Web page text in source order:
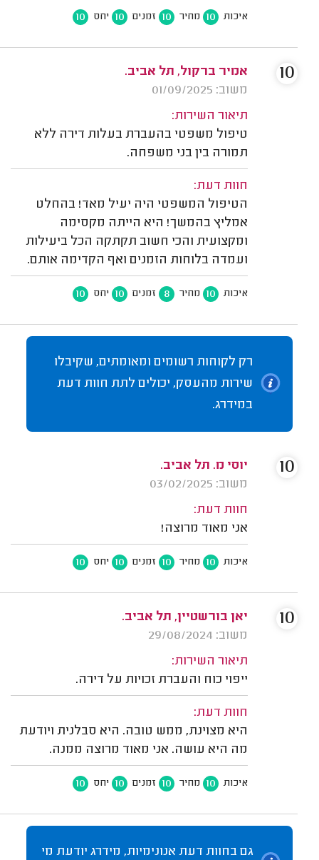
איכות 10 מחיר 10 זמנים 10 יחס 10
אמיר ברקול, תל אביב.
משוב: 01/09/2025
תיאור השירות:
טיפול משפטי בהעברת בעלות דירה ללא
תמורה בין בני משפחה.
חוות דעת:
הטיפול המשפטי היה יעיל מאד! בהחלט
אמליץ בהמשך! היא הייתה מקסימה
ומקצועית והכי חשוב תקתקה הכל ביעילות
ועמדה בלוחות הזמנים ואף הקדימה אותם.
איכות 10 מחיר 8 זמנים 10 יחס 10
10
רק לקוחות רשומים ומאומתים, שקיבלו
שירות מהעסק, יכולים לתת חוות דעת
במידרג.
יוסי מ. תל אביב.
משוב: 03/02/2025
חוות דעת:
אני מאוד מרוצה!
איכות 10 מחיר 10 זמנים 10 יחס 10
10
יאן בורשטיין, תל אביב.
משוב: 29/08/2024
תיאור השירות:
ייפוי כוח והעברת זכויות על דירה.
חוות דעת:
היא מצוינת, ממש טובה. היא סבלנית ויודעת
מה היא עושה. אני מאוד מרוצה ממנה.
איכות 10 מחיר 10 זמנים 10 יחס 10
10
גם בחוות דעת אנונימיות, מידרג יודעת מי